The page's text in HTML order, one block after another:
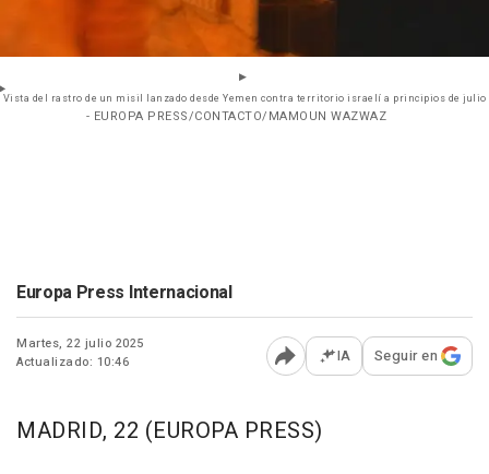
Vista del rastro de un misil lanzado desde Yemen contra territorio israelí a principios de julio
- EUROPA PRESS/CONTACTO/MAMOUN WAZWAZ
Europa Press Internacional
Martes, 22 julio 2025
Actualizado: 10:46
Abrir opciones para
IA Seguir en
MADRID, 22 (EUROPA PRESS)